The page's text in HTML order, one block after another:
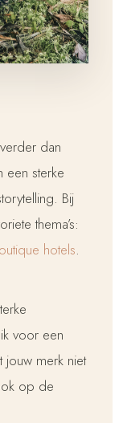
dan
een sterke
Bij
thema’s:
hotels.
voor een
merk niet
op de